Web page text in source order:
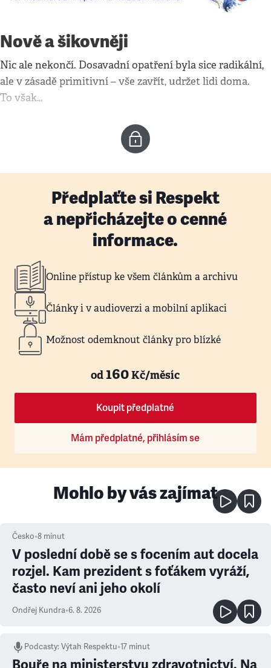
Nově a šikovněji
Nic ale nekončí. Dosavadní opatření byla sice radikální,
ale v zásadě primitivní – vše zavřít, udržet lidi doma.
To však…
Předplaťte si Respekt
a nepřicházejte o cenné
informace.
Online přístup ke všem článkům a archivu
Články i v audioverzi a mobilní aplikaci
Možnost odemknout články pro blízké
od160Kč/měsíc
Koupit předplatné
Mám předplatné, přihlásím se
Mohlo by vás zajímat
Česko•8 minut
V poslední době se s focením aut docela
rozjel. Kam prezident s foťákem vyráží,
často neví ani jeho okolí
Ondřej Kundra•6. 8. 2026
Podcasty:Výtah Respektu•17 minut
Bouře na ministerstvu zdravotnictví. Na